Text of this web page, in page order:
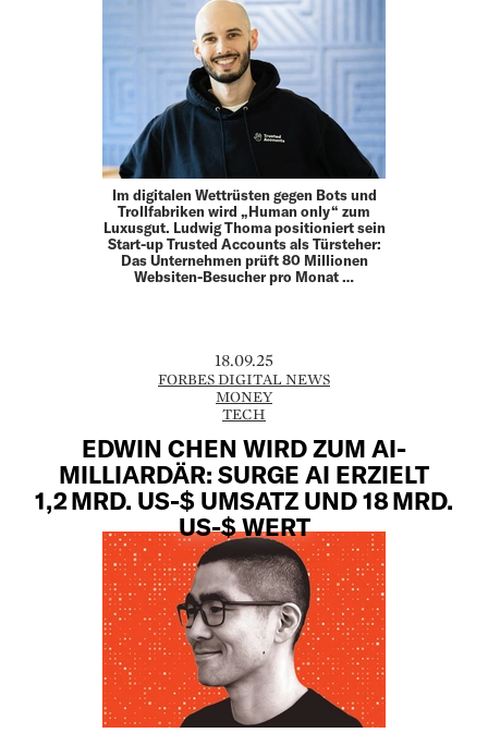
Im digitalen Wettrüsten gegen Bots und
Trollfabriken wird „Human only“ zum
Luxusgut. Ludwig Thoma positioniert sein
Start-up Trusted Accounts als Türsteher:
Das Unternehmen prüft 80 Millionen
Websiten-Besucher pro Monat …
18.09.25
FORBES DIGITAL NEWS
MONEY
TECH
EDWIN CHEN WIRD ZUM AI-
MILLIARDÄR: SURGE AI ERZIELT
1,2 MRD. US-$ UMSATZ UND 18 MRD.
US-$ WERT